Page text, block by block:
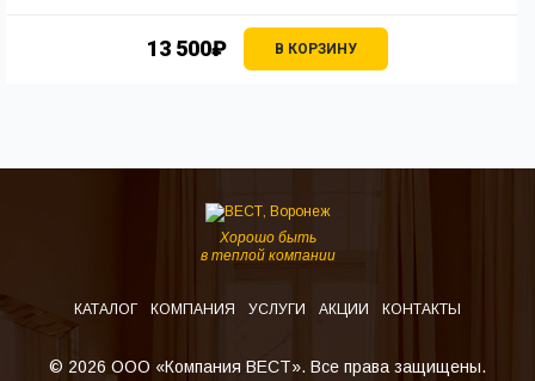
13 500₽ В КОРЗИНУ
Хорошо быть
в теплой компании
КАТАЛОГ КОМПАНИЯ УСЛУГИ АКЦИИ КОНТАКТЫ
© 2026 ООО «Компания ВЕСТ». Все права защищены.